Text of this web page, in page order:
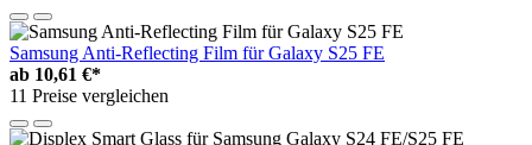
Samsung Anti-Reflecting Film für Galaxy S25 FE
ab 10,61 €*
11 Preise vergleichen